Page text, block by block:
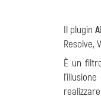
Il plugin
Resolve,
È un